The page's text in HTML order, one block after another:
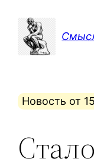
содержимому
Новость от